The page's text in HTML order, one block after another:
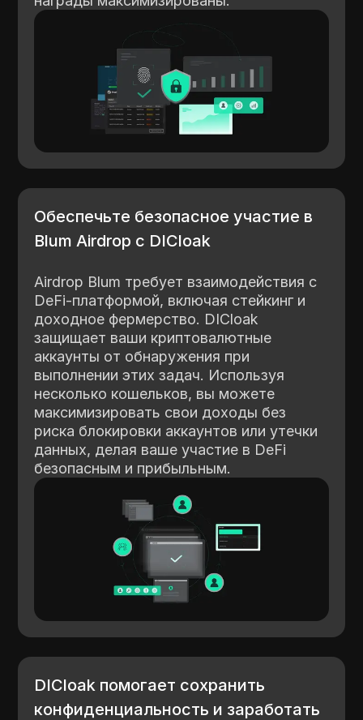
Обеспечьте безопасное участие в
Blum Airdrop с DICloak
Airdrop Blum требует взаимодействия с
DeFi-платформой, включая стейкинг и
доходное фермерство. DICloak
защищает ваши криптовалютные
аккаунты от обнаружения при
выполнении этих задач. Используя
несколько кошельков, вы можете
максимизировать свои доходы без
риска блокировки аккаунтов или утечки
данных, делая ваше участие в DeFi
безопасным и прибыльным.
DICloak помогает сохранить
конфиденциальность и заработать